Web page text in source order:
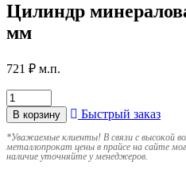
Цилиндр
мм
721 ₽ м.п.
В корзину Быстрый заказ
*Уважаемые клиенты! В связи с высокой
металлопрокат цены в прайсе на сайте
наличие уточняйте у менеджеров.